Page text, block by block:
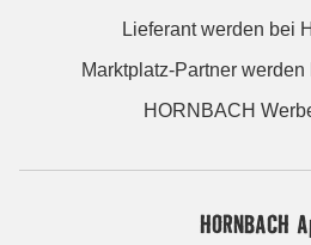
Lieferant werden bei
Marktplatz-Partner
HORNBACH
HORNBACH